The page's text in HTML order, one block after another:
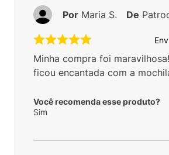
Minha compra foi
ficou encantada com a
Você recomenda esse produto?
Sim
Por Maria S. De